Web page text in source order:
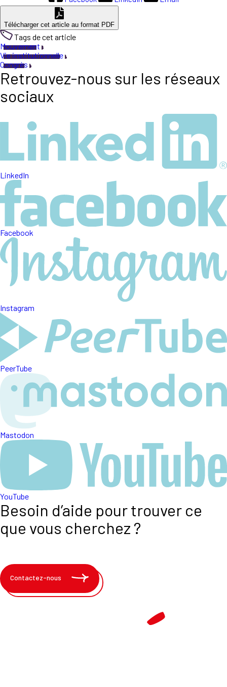
Télécharger cet article au format PDF
Tags de cet article
Mouvement
Vie institutionnelle
Congrès
Retrouvez-nous sur les réseaux
sociaux
LinkedIn
Facebook
Instagram
PeerTube
Mastodon
YouTube
Besoin d’aide pour trouver ce
que vous cherchez ?
Contactez-nous